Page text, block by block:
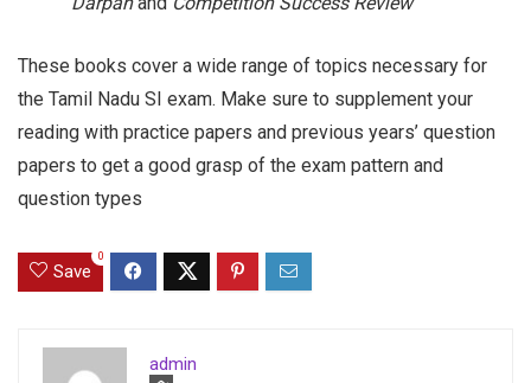
These books cover a wide range of topics necessary for
the Tamil Nadu SI exam. Make sure to supplement your
reading with practice papers and previous years’ question
papers to get a good grasp of the exam pattern and
question types
Save
0
admin